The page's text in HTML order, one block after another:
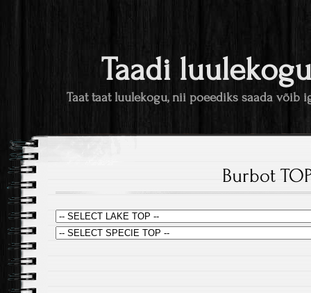
Taadi
Taat taat luulekogu, nii poeediks saada võib
Burbot